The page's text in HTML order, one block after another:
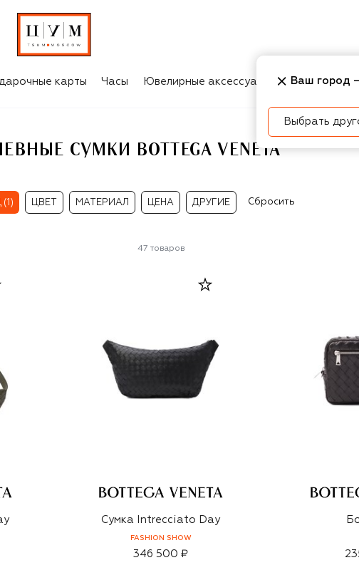
карты Часы Ювелирные аксессуары Косметика
СУМКИ BOTTEGA VENETA
ЦВЕТ МАТЕРИАЛ ЦЕНА ДРУГИЕ Сбросить
47 товаров
Сумка Intrecciato Day
FASHION SHOW
346 500 ₽
Ваш город
Выбрать